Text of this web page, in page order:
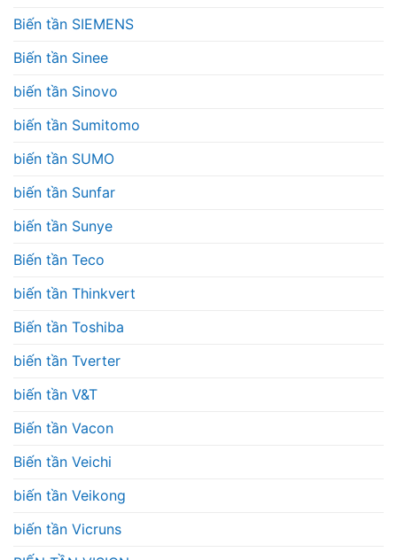
Biến tần SIEMENS
Biến tần Sinee
biến tần Sinovo
biến tần Sumitomo
biến tần SUMO
biến tần Sunfar
biến tần Sunye
Biến tần Teco
biến tần Thinkvert
Biến tần Toshiba
biến tần Tverter
biến tần V&T
Biến tần Vacon
Biến tần Veichi
biến tần Veikong
biến tần Vicruns